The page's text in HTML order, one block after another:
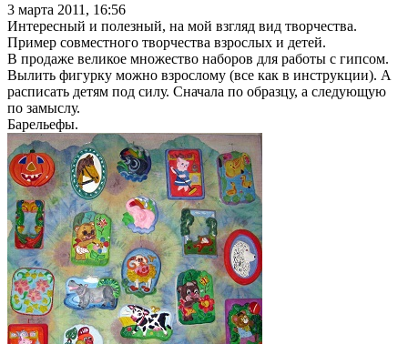
3 марта 2011, 16:56
Интересный и полезный, на мой взгляд вид творчества.
Пример совместного творчества взрослых и детей.
В продаже великое множество наборов для работы с гипсом.
Вылить фигурку можно взрослому (все как в инструкции). А
расписать детям под силу. Сначала по образцу, а следующую
по замыслу.
Барельефы.